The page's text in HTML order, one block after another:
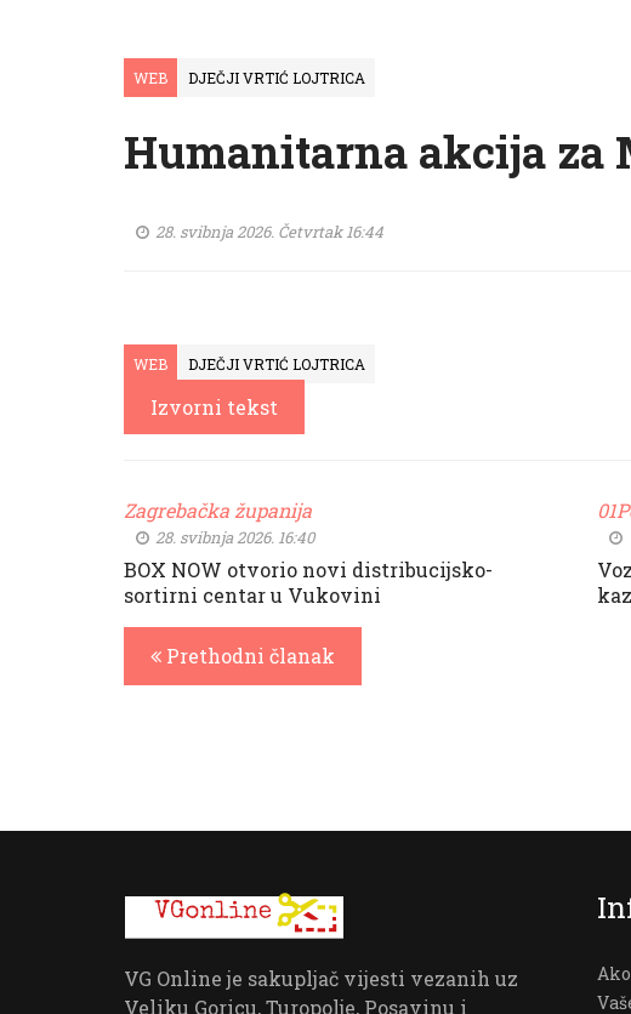
WEB DJEČJI VRTIĆ LOJTRICA
Humanitarna akcija za
28. svibnja 2026. Četvrtak 16:44
WEB DJEČJI VRTIĆ LOJTRICA
Izvorni tekst
Zagrebačka županija
28. svibnja 2026. 16:40
BOX NOW otvorio novi distribucijsko-
sortirni centar u Vukovini
Prethodni članak
VG Online je sakupljač vijesti vezanih uz
Veliku Goricu, Turopolje, Posavinu i